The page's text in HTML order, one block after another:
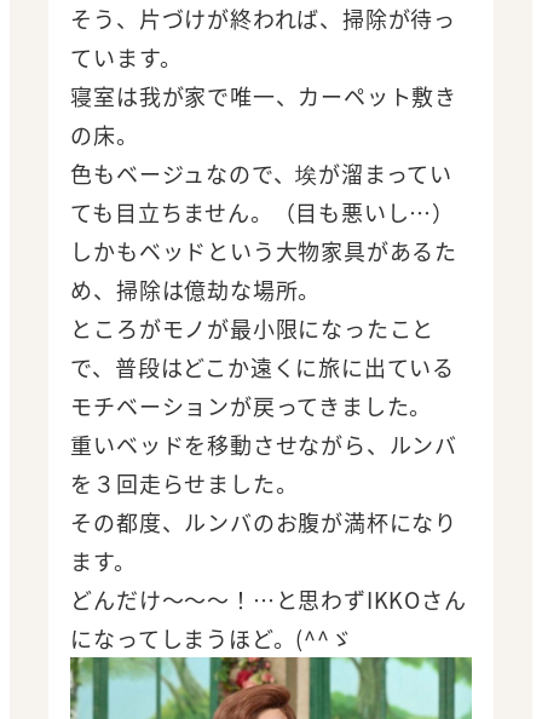
そう、片づけが終われば、掃除が待っ
ています。
寝室は我が家で唯一、カーペット敷き
の床。
色もベージュなので、埃が溜まってい
ても目立ちません。（目も悪いし…）
しかもベッドという大物家具があるた
め、掃除は億劫な場所。
ところがモノが最小限になったこと
で、普段はどこか遠くに旅に出ている
モチベーションが戻ってきました。
重いベッドを移動させながら、ルンバ
を３回走らせました。
その都度、ルンバのお腹が満杯になり
ます。
どんだけ～～～！…と思わずIKKOさん
になってしまうほど。(^^ゞ